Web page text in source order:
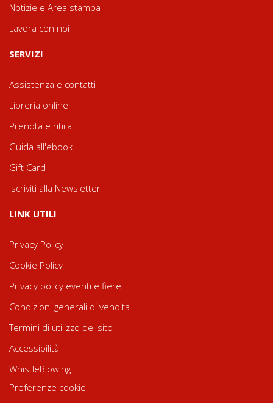
Notizie e Area stampa
Lavora con noi
SERVIZI
Assistenza e contatti
Libreria online
Prenota e ritira
Guida all'ebook
Gift Card
Iscriviti alla Newsletter
LINK UTILI
Privacy Policy
Cookie Policy
Privacy policy eventi e fiere
Condizioni generali di vendita
Termini di utilizzo del sito
Accessibilità
WhistleBlowing
Preferenze cookie